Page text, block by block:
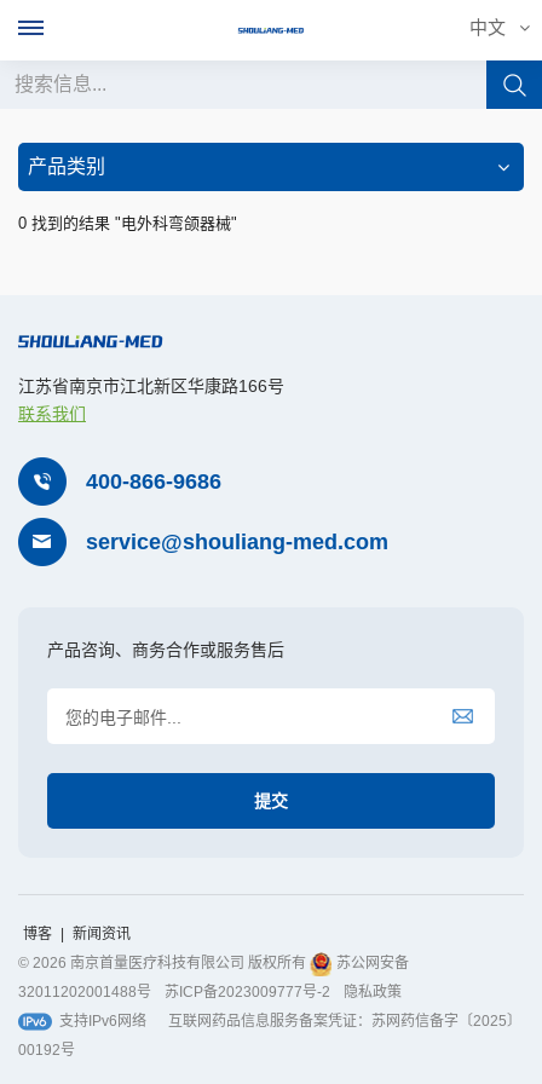
中文
中文
English
产品类别
0 找到的结果 "电外科弯颌器械"
江苏省南京市江北新区华康路166号
联系我们
400-866-9686
service@shouliang-med.com
产品咨询、商务合作或服务售后
博客 | 新闻资讯
© 2026 南京首量医疗科技有限公司 版权所有
苏公网安备
32011202001488号
苏ICP备2023009777号-2
隐私政策
支持IPv6网络
互联网药品信息服务备案凭证：苏网药信备字〔2025〕
00192号